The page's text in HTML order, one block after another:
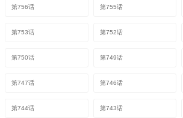
第756话 第755话
第753话 第752话
第750话 第749话
第747话 第746话
第744话 第743话